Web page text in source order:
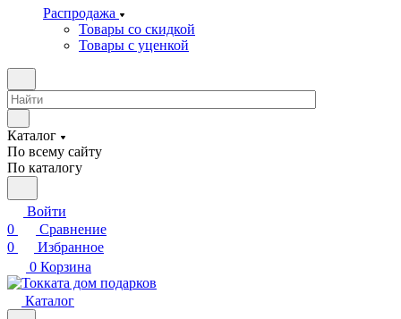
Распродажа
Товары со скидкой
Товары с уценкой
Каталог
По всему сайту
По каталогу
Войти
0
Сравнение
0
Избранное
0 Корзина
Каталог